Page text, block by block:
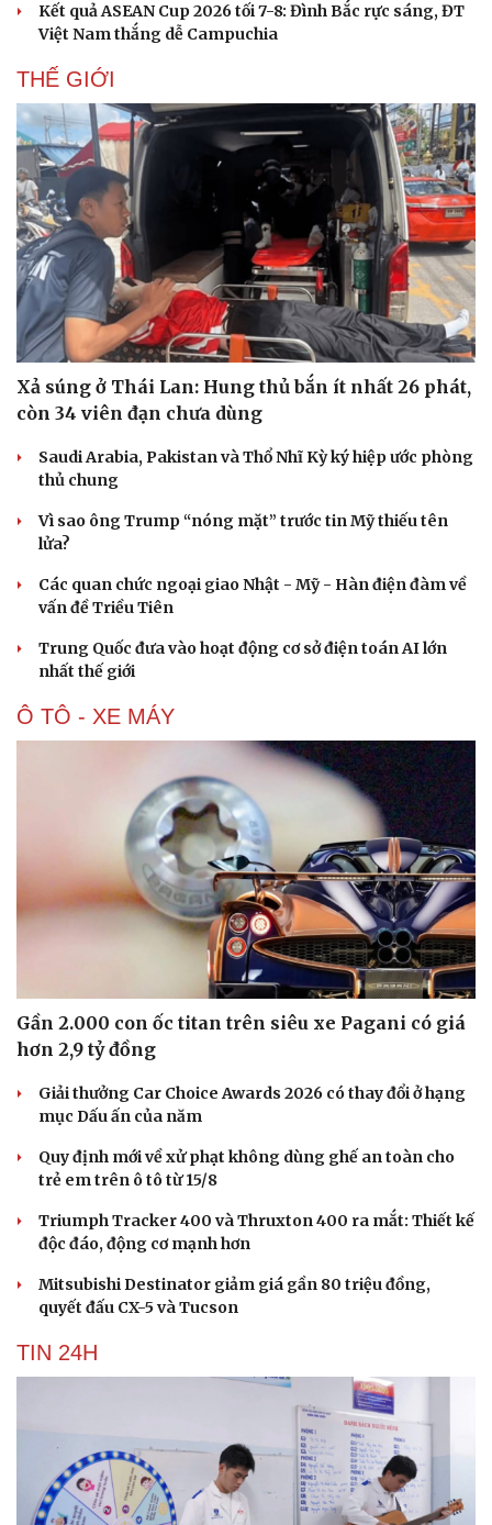
Du lịch
Tư vấn
Săn Tour
check-in
Podcast
Câu chuyện thời sự
Đọc truyện đêm khuya
Cửa sổ tình yêu
Kể chuyện cho bé
Hạt giống tâm hồn
Kết quả ASEAN Cup 2026 tối 7-8: Đình Bắc rực sáng, ĐT
Việt Nam thắng dễ Campuchia
THẾ GIỚI
Xả súng ở Thái Lan: Hung thủ bắn ít nhất 26 phát,
còn 34 viên đạn chưa dùng
Saudi Arabia, Pakistan và Thổ Nhĩ Kỳ ký hiệp ước phòng
thủ chung
Vì sao ông Trump “nóng mặt” trước tin Mỹ thiếu tên
lửa?
Các quan chức ngoại giao Nhật - Mỹ - Hàn điện đàm về
vấn đề Triều Tiên
Trung Quốc đưa vào hoạt động cơ sở điện toán AI lớn
nhất thế giới
Ô TÔ - XE MÁY
Gần 2.000 con ốc titan trên siêu xe Pagani có giá
hơn 2,9 tỷ đồng
Giải thưởng Car Choice Awards 2026 có thay đổi ở hạng
mục Dấu ấn của năm
Quy định mới về xử phạt không dùng ghế an toàn cho
trẻ em trên ô tô từ 15/8
Triumph Tracker 400 và Thruxton 400 ra mắt: Thiết kế
độc đáo, động cơ mạnh hơn
Mitsubishi Destinator giảm giá gần 80 triệu đồng,
quyết đấu CX-5 và Tucson
TIN 24H